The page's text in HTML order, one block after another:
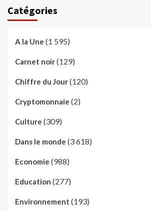
Catégories
A la Une (1 595)
Carnet noir(129)
Chiffre du Jour(120)
Cryptomonnaie (2)
Culture (309)
Dans le monde (3 618)
Economie (988)
Education (277)
Environnement (193)